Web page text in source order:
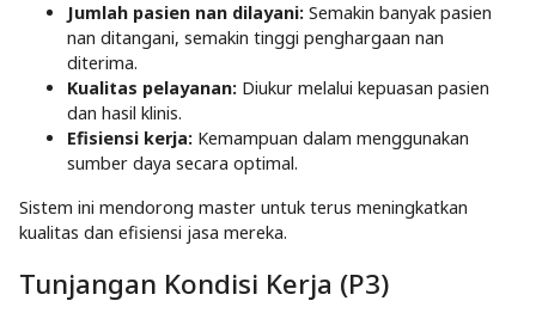
Jumlah pasien nan dilayani: Semakin banyak pasien
nan ditangani, semakin tinggi penghargaan nan
diterima.​
Kualitas pelayanan: Diukur melalui kepuasan pasien
dan hasil klinis.
Efisiensi kerja: Kemampuan dalam menggunakan
sumber daya secara optimal.
Sistem ini mendorong master untuk terus meningkatkan
kualitas dan efisiensi jasa mereka.​
Tunjangan Kondisi Kerja (P3)